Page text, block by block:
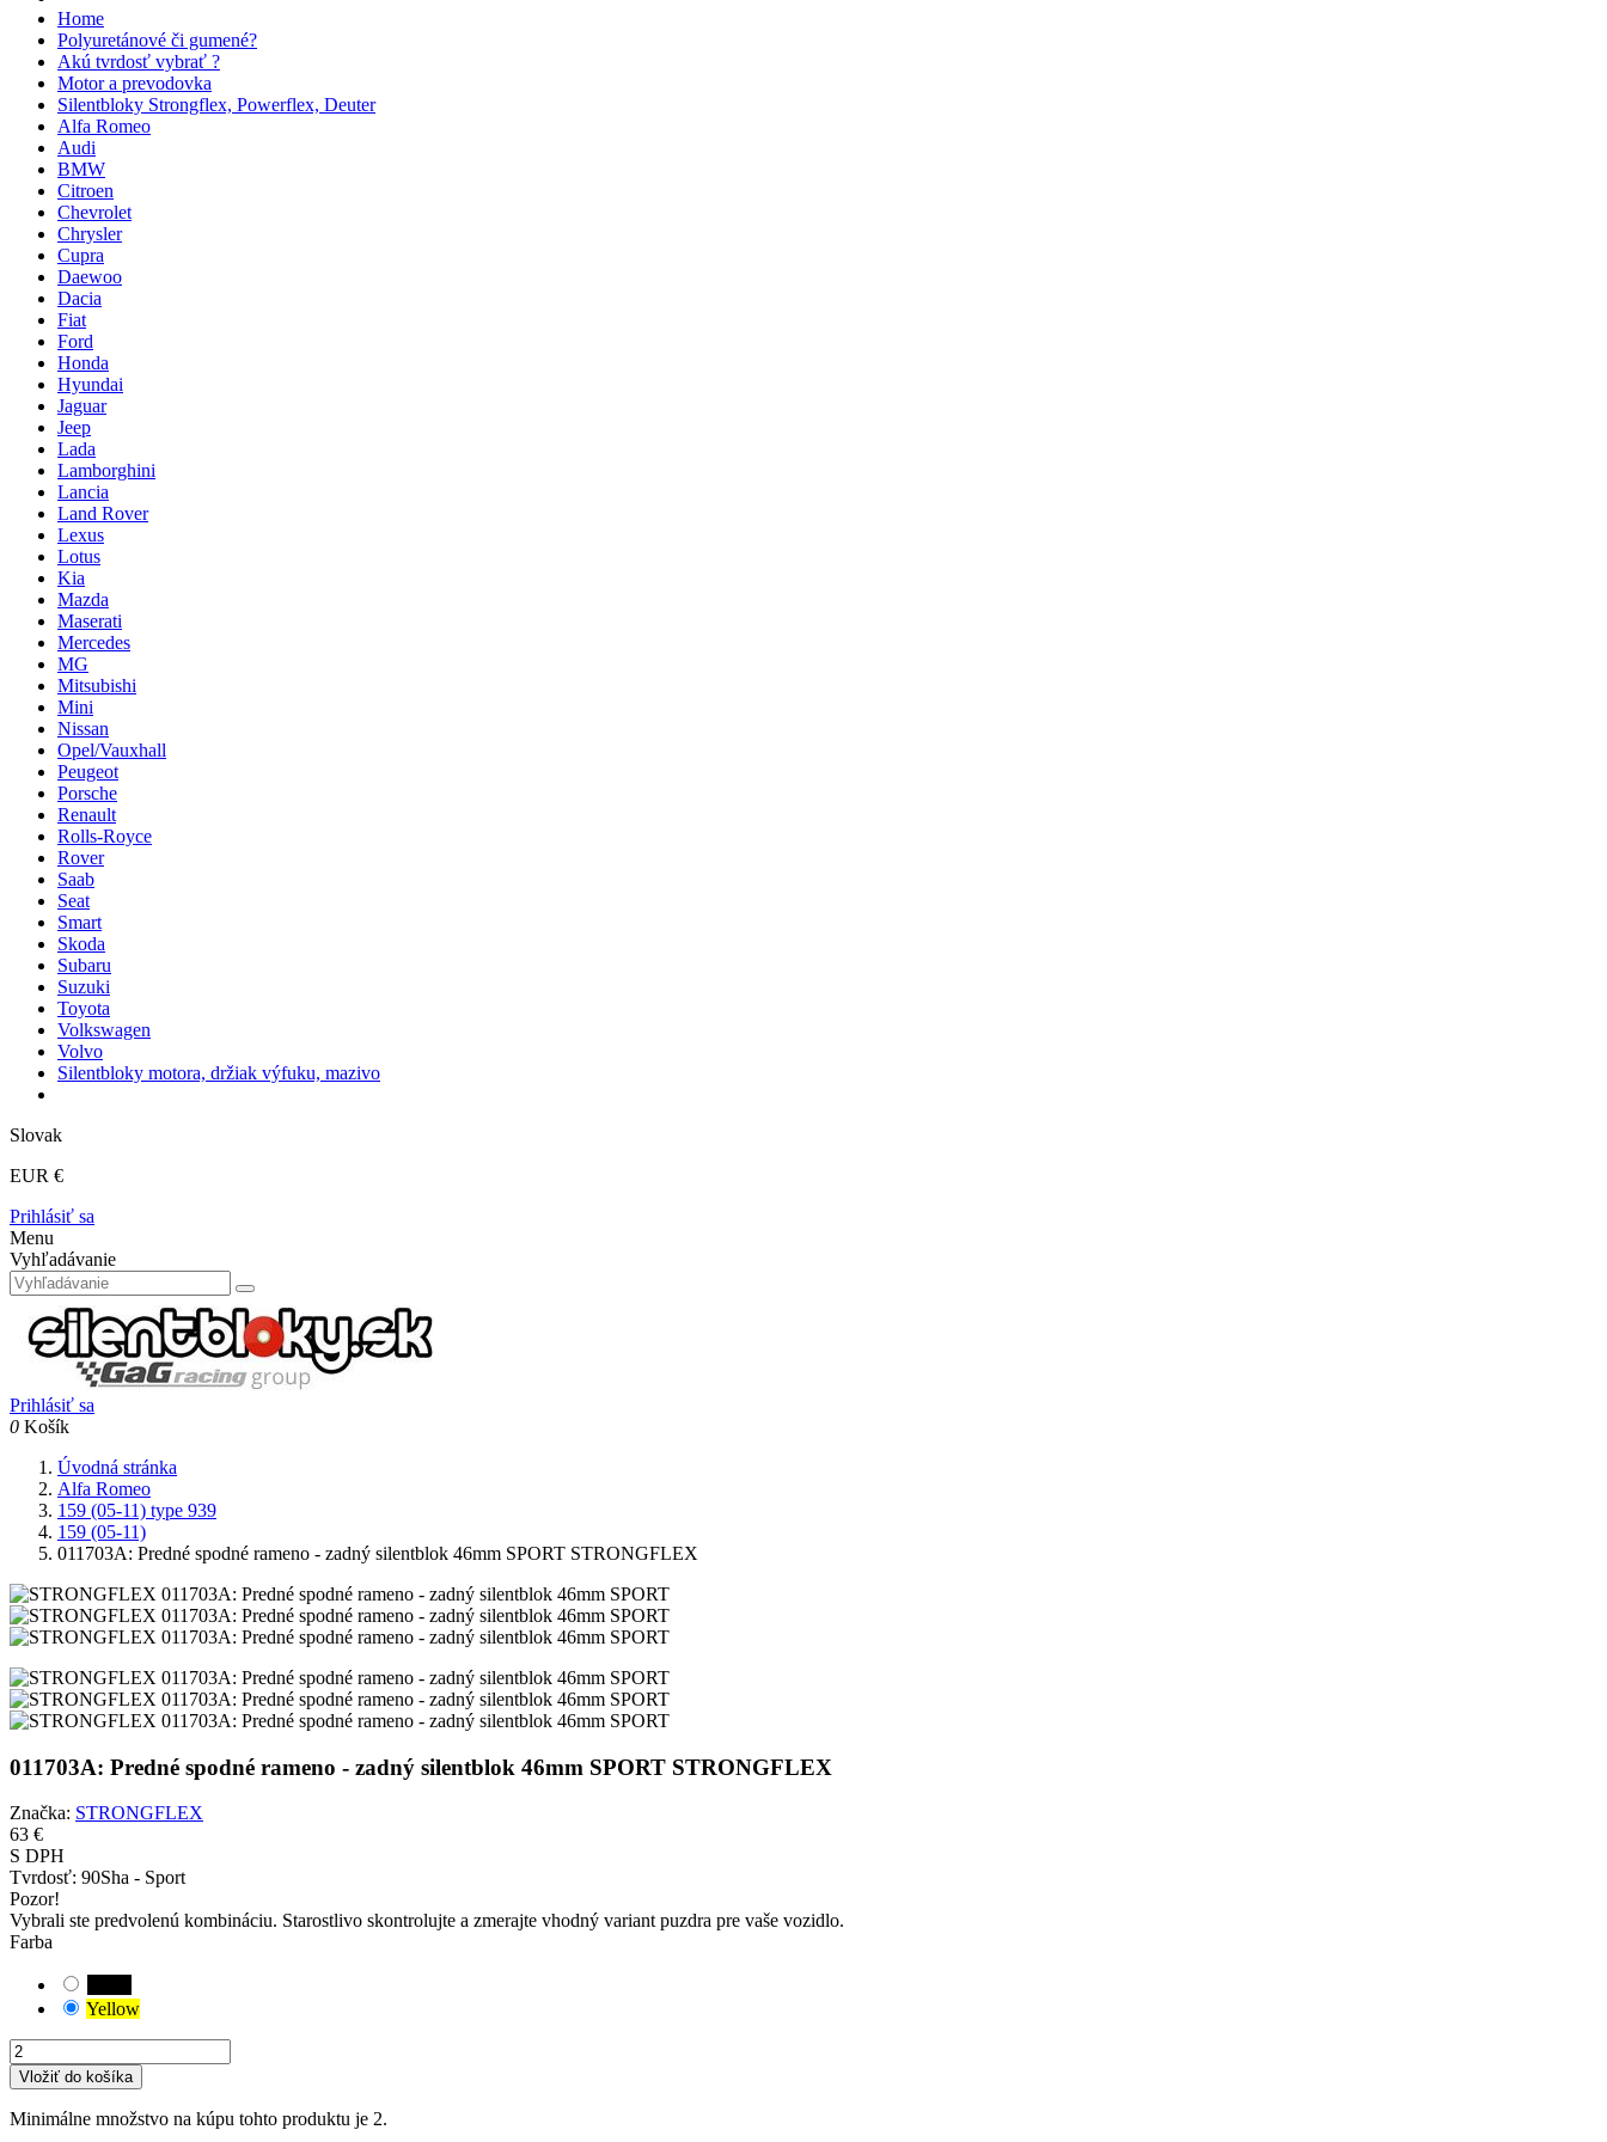
Home
Polyuretánové či gumené?
Akú tvrdosť vybrať ?
Motor a prevodovka
Silentbloky Strongflex, Powerflex, Deuter
Alfa Romeo
Audi
BMW
Citroen
Chevrolet
Chrysler
Cupra
Daewoo
Dacia
Fiat
Ford
Honda
Hyundai
Jaguar
Jeep
Lada
Lamborghini
Lancia
Land Rover
Lexus
Lotus
Kia
Mazda
Maserati
Mercedes
MG
Mitsubishi
Mini
Nissan
Opel/Vauxhall
Peugeot
Porsche
Renault
Rolls-Royce
Rover
Saab
Seat
Smart
Skoda
Subaru
Suzuki
Toyota
Volkswagen
Volvo
Silentbloky motora, držiak výfuku, mazivo
Slovak
EUR €
Prihlásiť sa
Menu
Vyhľadávanie
Prihlásiť sa
0 Košík
Úvodná stránka
Alfa Romeo
159 (05-11) type 939
159 (05-11)
011703A: Predné spodné rameno - zadný silentblok 46mm SPORT STRONGFLEX
011703A: Predné spodné rameno - zadný silentblok 46mm SPORT STRONGFLEX
Značka: STRONGFLEX
63 €
S DPH
Tvrdosť: 90Sha - Sport
Pozor!
Vybrali ste predvolenú kombináciu. Starostlivo skontrolujte a zmerajte vhodný variant puzdra pre vaše vozidlo.
Farba
Yellow
Vložiť do košíka
Minimálne množstvo na kúpu tohto produktu je 2.